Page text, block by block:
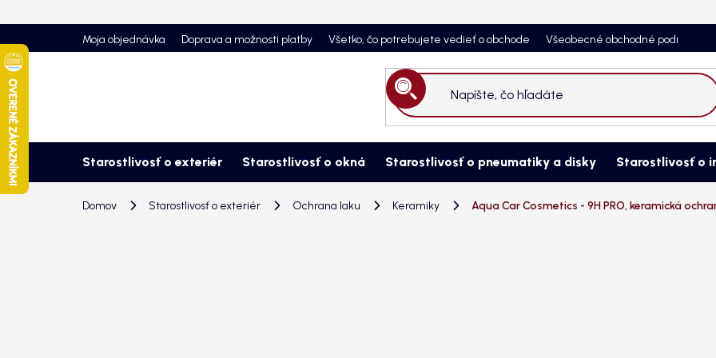
na
obsah
Moja objednávka Doprava a možnosti platby Všetko, čo potrebujete vedieť o obchode Všeobecné obchodné podmienky
Hľadať
Starostlivosť o exteriér Starostlivosť o okná Starostlivosť o pneumatiky a disky Starostlivosť o
Domov Starostlivosť o exteriér Ochrana laku Keramiky Aqua Car Cosmetics - 9H PRO, keramická